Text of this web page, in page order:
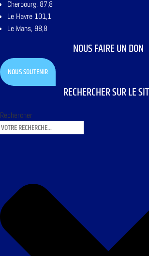
Cherbourg, 87,8
Le Havre 101,1
Le Mans, 98,8
NOUS FAIRE UN DON
NOUS SOUTENIR
RECHERCHER SUR LE
Rechercher